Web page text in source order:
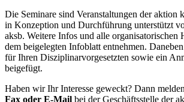
Die Seminare sind Veranstaltungen der aktion
in Konzeption und Durchführung unterstützt
aksb. Weitere Infos und alle organisatorischen
dem beigelegten Infoblatt entnehmen.
für Ihren Disziplinarvorgesetzten sowie ein
beigefügt.
Haben wir Ihr Interesse geweckt? Dann
Fax oder E-Mail bei der Geschäftsstelle der